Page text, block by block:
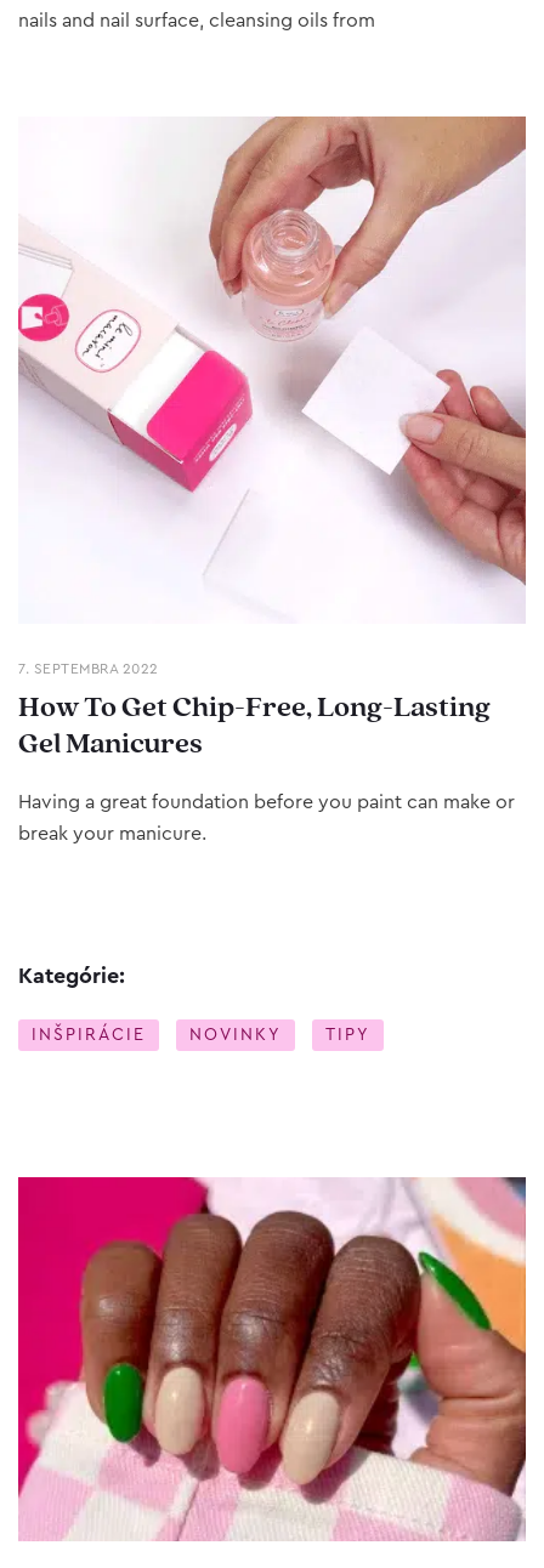
nails and nail surface, cleansing oils from
7. SEPTEMBRA 2022
How To Get Chip-Free, Long-Lasting
Gel Manicures
Having a great foundation before you paint can make or
break your manicure.
Kategórie:
INŠPIRÁCIE NOVINKY TIPY